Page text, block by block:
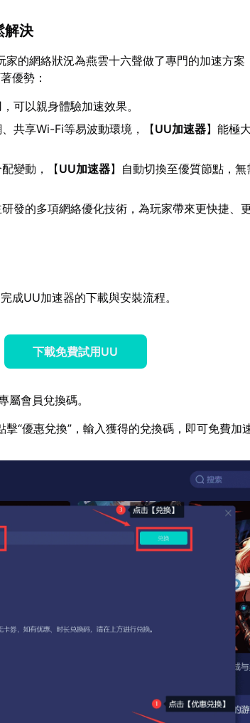
解決
家的網絡狀況為燕雲十六聲做了專門的加速方案
優勢：
可以親身體驗加速效果。
、共享Wi-Fi等易波動環境，【UU加速器】能極
變動，【UU加速器】自動切換至優質節點，
發的多項網絡優化技術，為玩家帶來更快捷、
成UU加速器的下載與安裝流程。
下載免費試用UU
屬會員兌換碼。
“優惠兌換”，輸入獲得的兌換碼，即可免費加